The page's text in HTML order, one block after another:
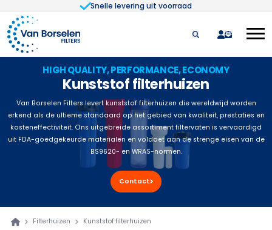
Snelle levering uit voorraad
Ga naar de inhoud
quote
HIGH QUALITY, PERFORMANCE, ECONOMY
Kunststof filterhuizen
Van Borselen Filters levert kunststof filterhuizen die wereldwijd worden
erkend als de ultieme standaard op het gebied van kwaliteit, prestaties en
kosteneffectiviteit. Ons uitgebreide assortiment filtervaten is vervaardigd
uit FDA-goedgekeurde materialen en voldoet aan de strenge eisen van de
BS9620- en WRAS-normen.
Contact
Filterhuizen Kunststof filterhuizen